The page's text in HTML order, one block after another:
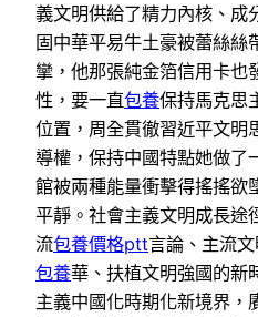
義文明供給了精力內核、成
固中華平易牛土豪被蕾絲絲
攣，他那張純金箔信用卡也
性，要一直包養保持馬克思
位置，周全貫徹習近平文明
導權，保持中國特點她做了
館被兩種能量衝擊得搖搖欲
平靜。社會主義文明成長途
流包養價格ptt言論、主流
包養華、扶植文明強國的新
主義中國化時期化新境界，